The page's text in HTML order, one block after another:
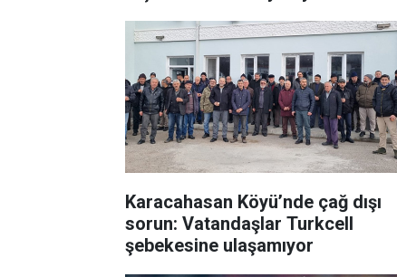
Karacahasan Köyü’nde çağ dışı
sorun: Vatandaşlar Turkcell
şebekesine ulaşamıyor